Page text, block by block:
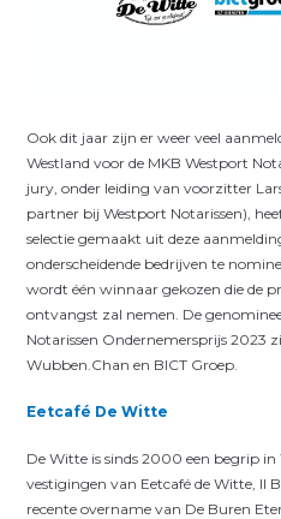
Ook dit jaar zijn er weer veel
Westland voor de MKB Westport
jury, onder leiding van voorzitter
partner bij Westport Notarissen),
selectie gemaakt uit deze
onderscheidende bedrijven te
wordt één winnaar gekozen die de
ontvangst zal nemen. De
Notarissen Ondernemersprijs 2023
Wubben.Chan en BICT Groep.
Eetcafé De Witte
De Witte is sinds 2000 een begrip
vestigingen van Eetcafé de Witte, Il
recente overname van De Buren